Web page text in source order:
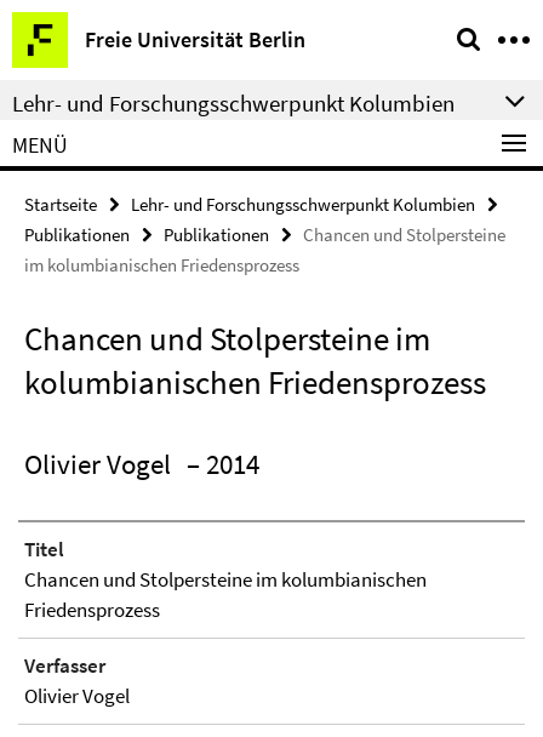
Springe
direkt
zu
Inhalt
Freie Universität Berlin
Service-
Navigation
Lehr- und Forschungsschwerpunkt Kolumbien
MENÜ
Startseite
Lehr- und Forschungsschwerpunkt Kolumbien
Publikationen
Publikationen
Chancen und Stolpersteine
im kolumbianischen Friedensprozess
Chancen und Stolpersteine im
kolumbianischen Friedensprozess
Olivier Vogel – 2014
Titel
Chancen und Stolpersteine im kolumbianischen
Friedensprozess
Verfasser
Olivier Vogel